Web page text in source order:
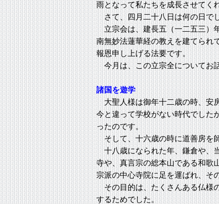
雨となって私たちを成長させてく
さて、四月二十八日は何の日で
立宗会は、建長五（一二五三）
南無妙法蓮華経の教えを建てられ
報恩申し上げる法要です。
今月は、この立宗全についてお
諸国を遊学
大聖人様は御年十二歳の時、安
今と違って学校がない時代でした
ったのです。
そして、十六歳の時に道善房を
十八歳になられた年、鎌倉や、
寺や、真言宗の総本山である和歌
宗派の中心寺院に足を運ばれ、そ
その目的は、たくさんある仏様
するためでした。